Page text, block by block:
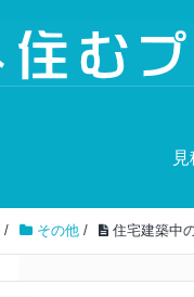
見
/ その他 / 住宅建築中